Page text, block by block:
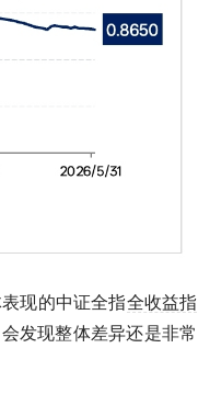
现的中证全指全收益指
发现整体差异还是非常